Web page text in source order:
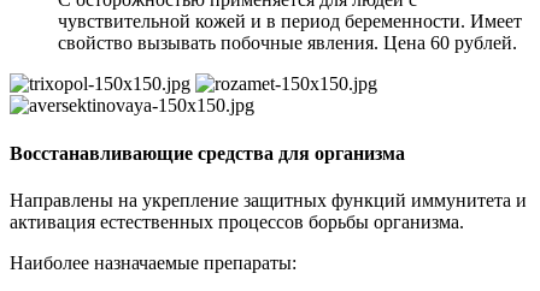
чувствительной кожей и в период беременности. Имеет
свойство вызывать побочные явления. Цена 60 рублей.
Восстанавливающие средства для организма
Направлены на укрепление защитных функций иммунитета и
активация естественных процессов борьбы организма.
Наиболее назначаемые препараты: